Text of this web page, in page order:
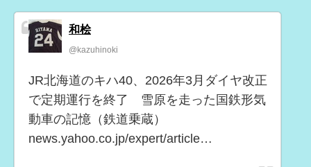
和桧
@kazuhinoki
JR北海道のキハ40、2026年3月ダイヤ改正
で定期運行を終了 雪原を走った国鉄形気
動車の記憶（鉄道乗蔵）
news.yahoo.co.jp/expert/article…